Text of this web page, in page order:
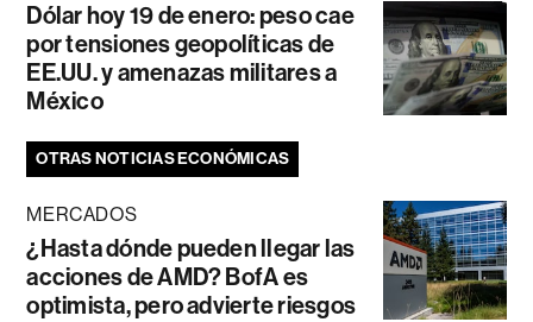
Dólar hoy 19 de enero: peso cae
por tensiones geopolíticas de
EE.UU. y amenazas militares a
México
OTRAS NOTICIAS ECONÓMICAS
MERCADOS
¿Hasta dónde pueden llegar las
acciones de AMD? BofA es
optimista, pero advierte riesgos